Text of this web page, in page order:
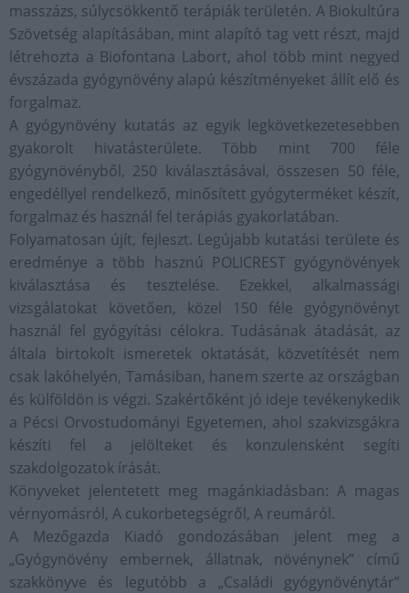
masszázs, súlycsökkentő terápiák területén. A Biokultúra
Szövetség alapításában, mint alapító tag vett részt, majd
létrehozta a Biofontana Labort, ahol több mint negyed
évszázada gyógynövény alapú készítményeket állít elő és
forgalmaz.
A gyógynövény kutatás az egyik legkövetkezetesebben
gyakorolt hivatásterülete. Több mint 700 féle
gyógynövényből, 250 kiválasztásával, összesen 50 féle,
engedéllyel rendelkező, minősített gyógyterméket készít,
forgalmaz és használ fel terápiás gyakorlatában.
Folyamatosan újít, fejleszt. Legújabb kutatási területe és
eredménye a több hasznú POLICREST gyógynövények
kiválasztása és tesztelése. Ezekkel, alkalmassági
vizsgálatokat követően, közel 150 féle gyógynövényt
használ fel gyógyítási célokra. Tudásának átadását, az
általa birtokolt ismeretek oktatását, közvetítését nem
csak lakóhelyén, Tamásiban, hanem szerte az országban
és külföldön is végzi. Szakértőként jó ideje tevékenykedik
a Pécsi Orvostudományi Egyetemen, ahol szakvizsgákra
készíti fel a jelölteket és konzulensként segíti
szakdolgozatok írását.
Könyveket jelentetett meg magánkiadásban: A magas
vérnyomásról, A cukorbetegségről, A reumáról.
A Mezőgazda Kiadó gondozásában jelent meg a
„Gyógynövény embernek, állatnak, növénynek” című
szakkönyve és legutóbb a „Családi gyógynövénytár”